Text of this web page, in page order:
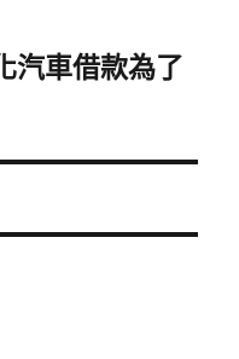
汽車借款為了